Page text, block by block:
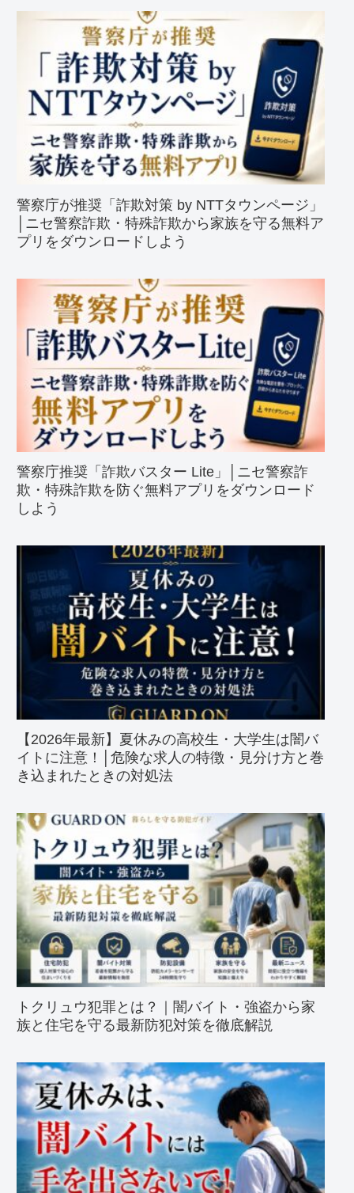
警察庁が推奨「詐欺対策 by NTTタウンページ」
│ニセ警察詐欺・特殊詐欺から家族を守る無料ア
プリをダウンロードしよう
警察庁推奨「詐欺バスター Lite」│ニセ警察詐
欺・特殊詐欺を防ぐ無料アプリをダウンロード
しよう
【2026年最新】夏休みの高校生・大学生は闇バ
イトに注意！│危険な求人の特徴・見分け方と巻
き込まれたときの対処法
トクリュウ犯罪とは？｜闇バイト・強盗から家
族と住宅を守る最新防犯対策を徹底解説